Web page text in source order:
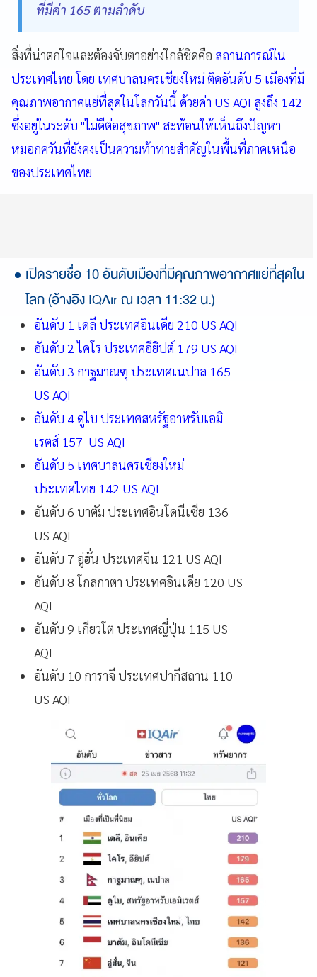
ที่มีค่า 165 ตามลำดับ
สิ่งที่น่าตกใจและต้องจับตาอย่างใกล้ชิดคือ สถานการณ์ใน
ประเทศไทย โดย เทศบาลนครเชียงใหม่ ติดอันดับ 5 เมืองที่มี
คุณภาพอากาศแย่ที่สุดในโลกวันนี้ ด้วยค่า US AQI สูงถึง 142
ซึ่งอยู่ในระดับ "ไม่ดีต่อสุขภาพ" สะท้อนให้เห็นถึงปัญหา
หมอกควันที่ยังคงเป็นความท้าทายสำคัญในพื้นที่ภาคเหนือ
ของประเทศไทย
เปิดรายชื่อ 10 อันดับเมืองที่มีคุณภาพอากาศแย่ที่สุดใน
โลก (อ้างอิง IQAir ณ เวลา 11:32 น.)
อันดับ 1 เดลี ประเทศอินเดีย 210 US AQI
อันดับ 2 ไคโร ประเทศอียิปต์ 179 US AQI
อันดับ 3 กาฐมาณฑุ ประเทศเนปาล 165
US AQI
อันดับ 4 ดูไบ ประเทศสหรัฐอาหรับเอมิ
เรตส์ 157 US AQI
อันดับ 5 เทศบาลนครเชียงใหม่
ประเทศไทย 142 US AQI
อันดับ 6 บาตัม ประเทศอินโดนีเซีย 136
US AQI
อันดับ 7 อู่ฮั่น ประเทศจีน 121 US AQI
อันดับ 8 โกลกาตา ประเทศอินเดีย 120 US
AQI
อันดับ 9 เกียวโต ประเทศญี่ปุ่น 115 US
AQI
อันดับ 10 การาจี ประเทศปากีสถาน 110
US AQI